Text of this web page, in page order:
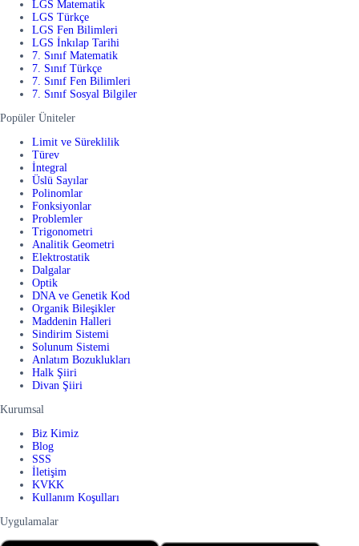
LGS Matematik
LGS Türkçe
LGS Fen Bilimleri
LGS İnkılap Tarihi
7. Sınıf Matematik
7. Sınıf Türkçe
7. Sınıf Fen Bilimleri
7. Sınıf Sosyal Bilgiler
Popüler Üniteler
Limit ve Süreklilik
Türev
İntegral
Üslü Sayılar
Polinomlar
Fonksiyonlar
Problemler
Trigonometri
Analitik Geometri
Elektrostatik
Dalgalar
Optik
DNA ve Genetik Kod
Organik Bileşikler
Maddenin Halleri
Sindirim Sistemi
Solunum Sistemi
Anlatım Bozuklukları
Halk Şiiri
Divan Şiiri
Kurumsal
Biz Kimiz
Blog
SSS
İletişim
KVKK
Kullanım Koşulları
Uygulamalar